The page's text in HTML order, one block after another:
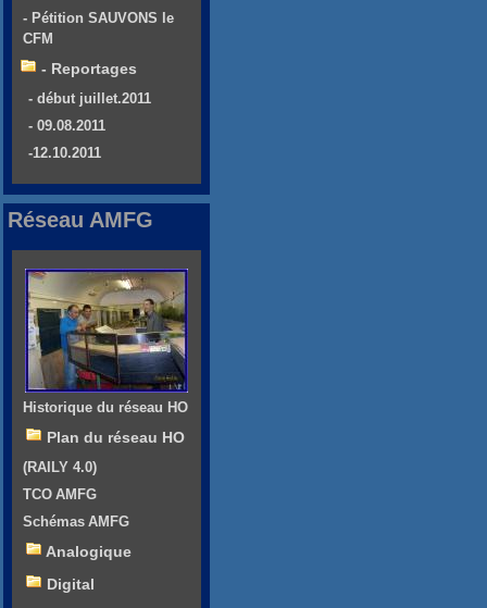
- Pétition SAUVONS le
CFM
- Reportages
- début juillet.2011
- 09.08.2011
-12.10.2011
Réseau AMFG
Historique du réseau HO
Plan du réseau HO
(RAILY 4.0)
TCO AMFG
Schémas AMFG
Analogique
Digital